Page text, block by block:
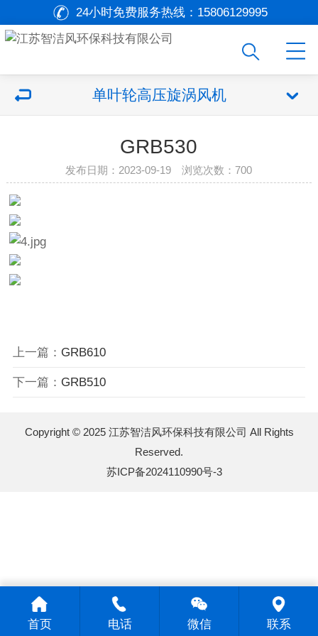
24小时免费服务热线： 15806129995
单叶轮高压旋涡风机
GRB530
发布日期：2023-09-19 浏览次数：700
上一篇： GRB610
下一篇： GRB510
Copyright © 2025 江苏智洁风环保科技有限公司 All Rights
Reserved.
苏ICP备2024110990号-3
首页 电话 微信 联系